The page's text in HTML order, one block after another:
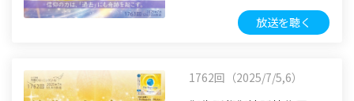
放送を聴く
1762回（2025/7/5,6）